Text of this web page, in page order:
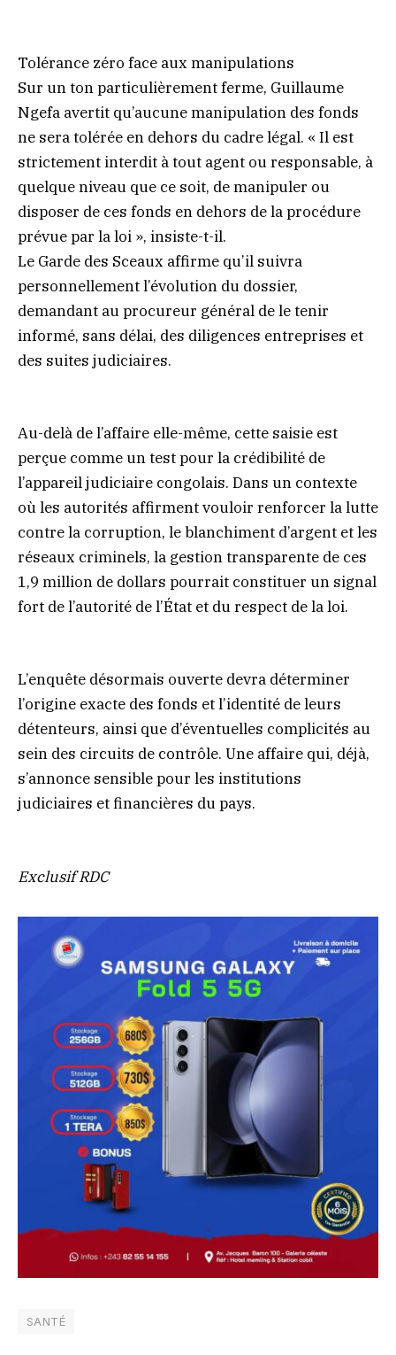
Tolérance zéro face aux manipulations
Sur un ton particulièrement ferme, Guillaume
Ngefa avertit qu’aucune manipulation des fonds
ne sera tolérée en dehors du cadre légal. « Il est
strictement interdit à tout agent ou responsable, à
quelque niveau que ce soit, de manipuler ou
disposer de ces fonds en dehors de la procédure
prévue par la loi », insiste-t-il.
Le Garde des Sceaux affirme qu’il suivra
personnellement l’évolution du dossier,
demandant au procureur général de le tenir
informé, sans délai, des diligences entreprises et
des suites judiciaires.
Au-delà de l’affaire elle-même, cette saisie est
perçue comme un test pour la crédibilité de
l’appareil judiciaire congolais. Dans un contexte
où les autorités affirment vouloir renforcer la lutte
contre la corruption, le blanchiment d’argent et les
réseaux criminels, la gestion transparente de ces
1,9 million de dollars pourrait constituer un signal
fort de l’autorité de l’État et du respect de la loi.
L’enquête désormais ouverte devra déterminer
l’origine exacte des fonds et l’identité de leurs
détenteurs, ainsi que d’éventuelles complicités au
sein des circuits de contrôle. Une affaire qui, déjà,
s’annonce sensible pour les institutions
judiciaires et financières du pays.
Exclusif RDC
SANTÉ